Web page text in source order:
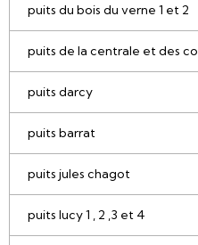
puits du bois du verne 1 et 2
puits de la centrale et des co
puits darcy
puits barrat
puits jules chagot
puits lucy 1 , 2 ,3 et 4